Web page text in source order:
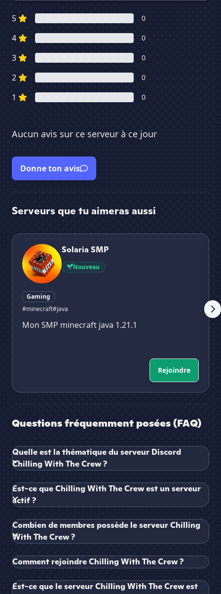
5 0
4 0
3 0
2 0
1 0
Aucun avis sur ce serveur à ce jour
Donne ton avis
Serveurs que tu aimeras aussi
Solaria SMP
Solaria SMP
Nouveau
Gaming
#minecraft#java
Mon SMP minecraft java 1.21.1
Rejoindre
Questions fréquemment posées (FAQ)
Quelle est la thématique du serveur Discord
Chilling With The Crew ?
Est-ce que Chilling With The Crew est un serveur
actif ?
Combien de membres possède le serveur Chilling
With The Crew ?
Comment rejoindre Chilling With The Crew ?
Est-ce que le serveur Chilling With The Crew est